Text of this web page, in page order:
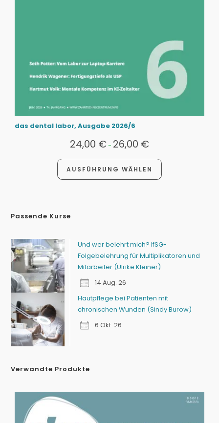
das dental labor, Ausgabe 2026/6
24,00 €- 26,00 €
AUSFÜHRUNG WÄHLEN
Passende Kurse
Und wer belehrt mich? IfSG-
Folgebelehrung für Multiplikatoren und
Mitarbeiter (Ulrike Kleiner)
14 Aug. 26
Hautpflege bei Patienten mit
chronischen Wunden (Sindy Burow)
6 Okt. 26
Verwandte Produkte